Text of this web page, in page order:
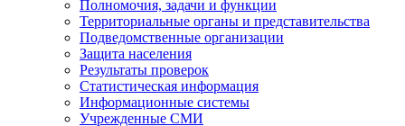
Полномочия, задачи и функции
Территориальные органы и представительства
Подведомственные организации
Защита населения
Результаты проверок
Статистическая информация
Информационные системы
Учрежденные СМИ